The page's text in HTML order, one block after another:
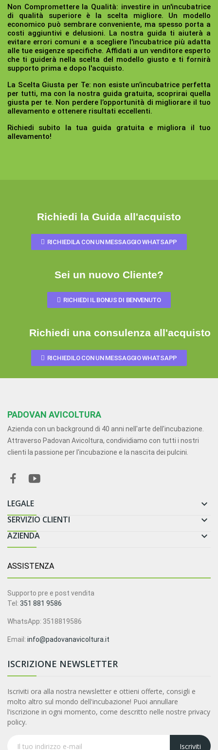
Non Compromettere la Qualità: investire in un'incubatrice
di qualità superiore è la scelta migliore. Un modello
economico può sembrare conveniente, ma spesso porta a
costi aggiuntivi e delusioni. La nostra guida ti aiuterà a
evitare errori comuni e a scegliere l'incubatrice più adatta
alle tue esigenze specifiche. Affidati a un venditore esperto
che ti guiderà nella scelta del modello giusto e ti fornirà
supporto prima e dopo l'acquisto.
La Scelta Giusta per Te: non esiste un’incubatrice perfetta
per tutti, ma con la nostra guida gratuita, scoprirai quella
giusta per te. Non perdere l’opportunità di migliorare il tuo
allevamento e ottenere risultati eccellenti.
Richiedi subito la tua guida gratuita e migliora il tuo
allevamento!
Richiedi la Guida all'acquisto
RICHIEDILA CON UN MESSAGGIO WHATSAPP
Sei un nuovo Cliente?
RICHIEDI IL BONUS DI BENVENUTO
Richiedi una consulenza all'acquisto
RICHIEDILO CON UN MESSAGGIO WHATSAPP
PADOVAN AVICOLTURA
Azienda con un background di 40 anni nell'arte dell'incubazione.
Attraverso Padovan Avicoltura, condividiamo con tutti i nostri
clienti la passione per l'incubazione e la nascita dei pulcini.
LEGALE 
SERVIZIO CLIENTI 
AZIENDA 
ASSISTENZA
Supporto pre e post vendita
Tel: 351 881 9586
WhatsApp: 3518819586
Email: info@padovanavicoltura.it
ISCRIZIONE NEWSLETTER
Iscriviti ora alla nostra newsletter e ottieni offerte, consigli e
molto altro sul mondo dell'incubazione! Puoi annullare
l'iscrizione in ogni momento, come descritto nelle nostre privacy
policy.
Iscriviti